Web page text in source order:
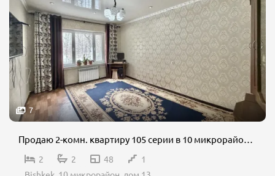
7
Продаю 2-комн. квартиру 105 серии в 10 микрорайоне
2 2 48
1